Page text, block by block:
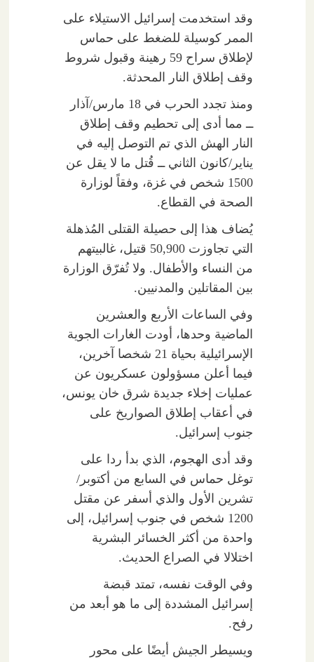
وقد استخدمت إسرائيل الاستيلاء على
الممر كوسيلة للضغط على حماس
لإطلاق سراح 59 رهينة وقبول شروط
وقف إطلاق النار المحدثة.
ومنذ تجدد الحرب في 18 مارس/آذار
ــ مما أدى إلى تحطيم وقف إطلاق
النار الهش الذي تم التوصل إليه في
يناير/كانون الثاني ــ قُتل ما لا يقل عن
1500 شخص في غزة، وفقاً لوزارة
الصحة في القطاع.
يُضاف هذا إلى حصيلة القتلى المُذهلة
التي تجاوزت 50,900 قتيل، غالبيتهم
من النساء والأطفال. ولا تُفرّق الوزارة
بين المقاتلين والمدنيين.
وفي الساعات الأربع والعشرين
الماضية وحدها، أودت الغارات الجوية
الإسرائيلية بحياة 21 شخصا آخرين،
فيما أعلن مسؤولون عسكريون عن
عمليات إخلاء جديدة شرق خان يونس،
في أعقاب إطلاق الصواريخ على
جنوب إسرائيل.
وقد أدى الهجوم، الذي بدأ ردا على
توغل حماس في السابع من أكتوبر/
تشرين الأول والذي أسفر عن مقتل
1200 شخص في جنوب إسرائيل، إلى
واحدة من أكثر الخسائر البشرية
اختلالا في الصراع الحديث.
وفي الوقت نفسه، تمتد قبضة
إسرائيل المشددة إلى ما هو أبعد من
رفح.
ويسيطر الجيش أيضًا على محور